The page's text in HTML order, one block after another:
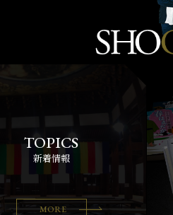
新着情報
MORE